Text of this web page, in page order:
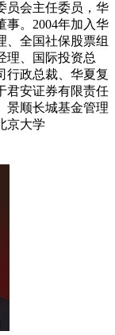
员会主任委员，华
事。2004年加入华
、全国社保股票组
理、国际投资总
行政总裁、华夏复
君安证券有限责任
景顺长城基金管理
京大学